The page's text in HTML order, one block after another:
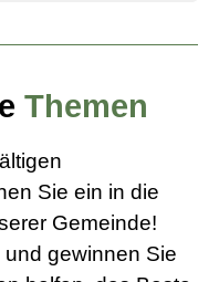
Themen
Sie ein in die
Gemeinde!
gewinnen Sie